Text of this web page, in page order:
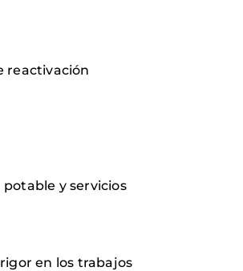
reactivación
y servicios
en los trabajos